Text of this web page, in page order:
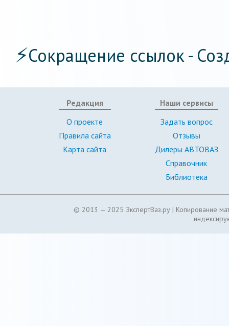
⚡Сокращение ссылок -
Редакция
О проекте
Правила сайта
Карта сайта
Наши сервисы
Задать вопрос
Отзывы
Дилеры АВТОВАЗ
Справочник
Библиотека
© 2013 — 2025 ЭкспертВаз.ру | Копирование